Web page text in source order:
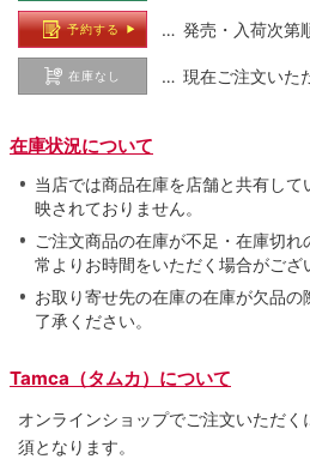
予約する … 発売・入荷次第
在庫なし … 現在ご注文いた
在庫状況について
当店では商品在庫を店舗と共有し
映されておりません。
ご注文商品の在庫が不足・在庫切
常よりお時間をいただく場合がござ
お取り寄せ先の在庫の在庫が欠品
了承ください。
Tamca（タムカ）について
オンラインショップでご注⽂いただ
須となります。